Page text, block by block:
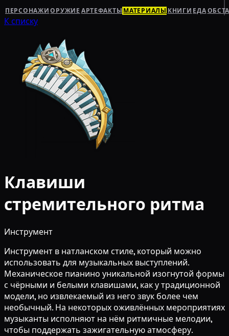
ПЕРСОНАЖИ ОРУЖИЕ АРТЕФАКТЫ МАТЕРИАЛЫ КНИГИ ЕДА
К списку
Клавиши
стремительного ритма
Инструмент
Инструмент в натланском стиле, который можно
использовать для музыкальных выступлений.
Механическое пианино уникальной изогнутой формы
с чёрными и белыми клавишами, как у традиционной
модели, но извлекаемый из него звук более чем
необычный. На некоторых оживлённых мероприятиях
музыканты исполняют на нём ритмичные мелодии,
чтобы поддержать зажигательную атмосферу.